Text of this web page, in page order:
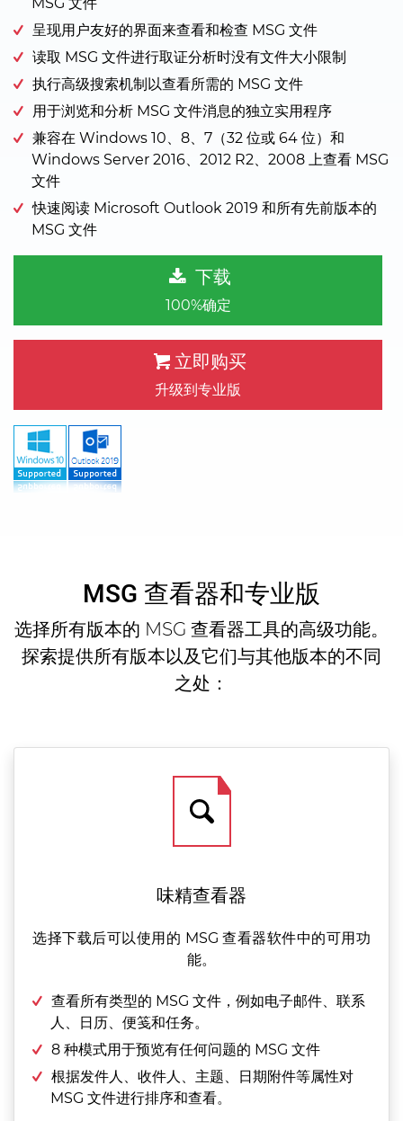
呈现用户友好的界面来查看和检查 MSG 文件
读取 MSG 文件进行取证分析时没有文件大小限制
执行高级搜索机制以查看所需的 MSG 文件
用于浏览和分析 MSG 文件消息的独立实用程序
兼容在 Windows 10、8、7（32 位或 64 位）和
Windows Server 2016、2012 R2、2008 上查看 MSG
文件
快速阅读 Microsoft Outlook 2019 和所有先前版本的
MSG 文件
下载
100%确定
立即购买
升级到专业版
MSG 查看器和专业版
选择所有版本的 MSG 查看器工具的高级功能。
探索提供所有版本以及它们与其他版本的不同
之处：
味精查看器
选择下载后可以使用的 MSG 查看器软件中的可用功
能。
查看所有类型的 MSG 文件，例如电子邮件、联系
人、日历、便笺和任务。
8 种模式用于预览有任何问题的 MSG 文件
根据发件人、收件人、主题、日期附件等属性对
MSG 文件进行排序和查看。